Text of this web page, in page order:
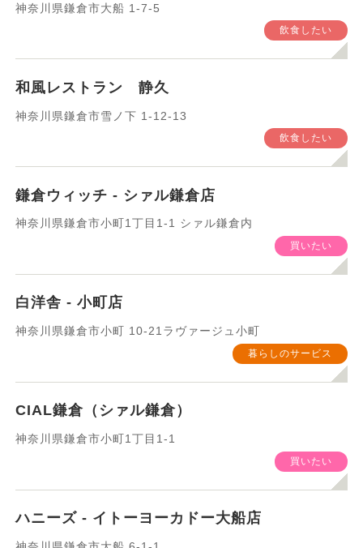
神奈川県鎌倉市大船 1-7-5
飲食したい
和風レストラン 静久
神奈川県鎌倉市雪ノ下 1-12-13
飲食したい
鎌倉ウィッチ - シァル鎌倉店
神奈川県鎌倉市小町1丁目1-1 シァル鎌倉内
買いたい
白洋舎 - 小町店
神奈川県鎌倉市小町 10-21ラヴァージュ小町
暮らしのサービス
CIAL鎌倉（シァル鎌倉）
神奈川県鎌倉市小町1丁目1-1
買いたい
ハニーズ - イトーヨーカドー大船店